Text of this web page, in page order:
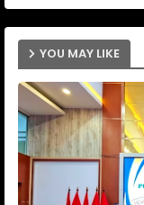
YOU MAY LIKE